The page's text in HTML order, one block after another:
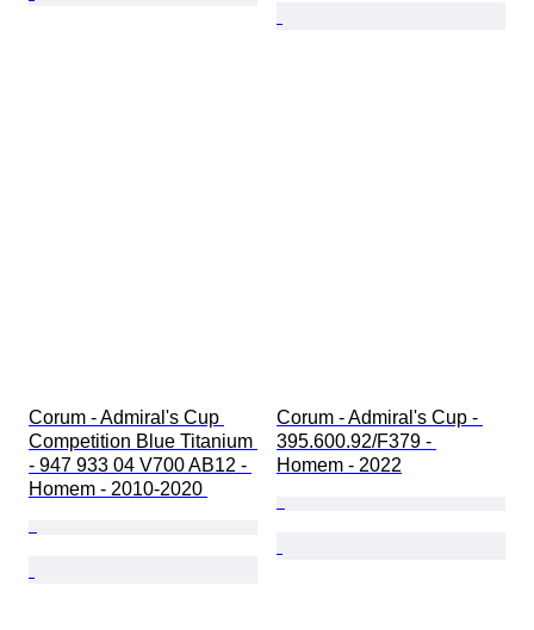
Corum - Admiral's Cup
Competition Blue Titanium
- 947 933 04 V700 AB12 -
Homem - 2010-2020
Corum - Admiral's Cup -
395.600.92/F379 -
Homem - 2022